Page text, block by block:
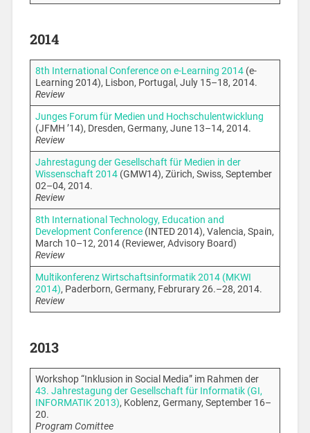
2014
8th International Conference on e-Learning 2014(e-
Learning 2014), Lisbon, Portugal, July 15–18, 2014.
Review
Junges Forum für Medien und Hochschulentwicklung
(JFMH ’14), Dresden, Germany, June 13–14, 2014.
Review
Jahrestagung der Gesellschaft für Medien in der
Wissenschaft 2014(GMW14), Zürich, Swiss, September
02–04, 2014.
Review
8th International Technology, Education and
Development Conference(INTED 2014), Valencia, Spain,
March 10–12, 2014 (Reviewer, Advisory Board)
Review
Multikonferenz Wirtschaftsinformatik 2014 (MKWI
2014), Paderborn, Germany, Februrary 26.–28, 2014.
Review
2013
Workshop “Inklusion in Social Media” im Rahmen der
43. Jahrestagung der Gesellschaft für Informatik (GI,
INFORMATIK 2013), Koblenz, Germany, September 16–
20.
Program Comittee